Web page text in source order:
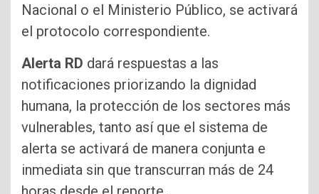
Nacional o el Ministerio Público, se activará
el protocolo correspondiente.
Alerta RD dará respuestas a las
notificaciones priorizando la dignidad
humana, la protección de los sectores más
vulnerables, tanto así que el sistema de
alerta se activará de manera conjunta e
inmediata sin que transcurran más de 24